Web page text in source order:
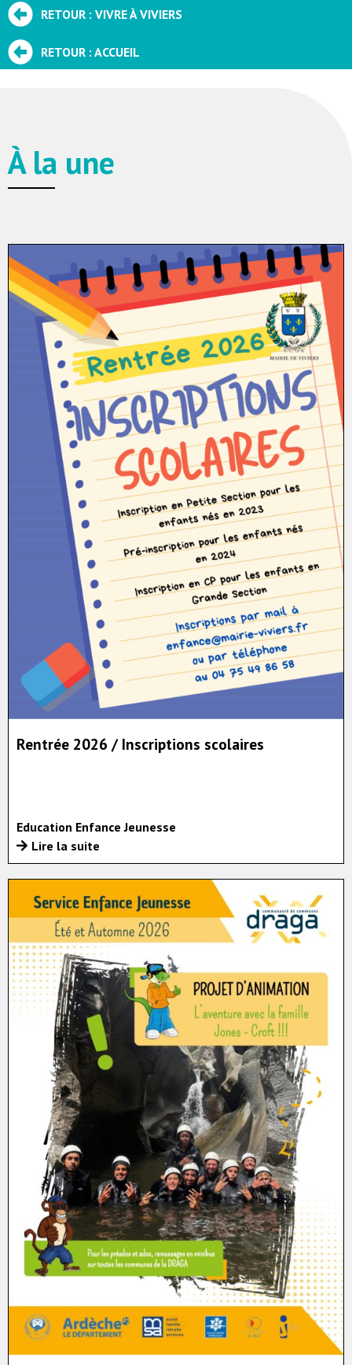
RETOUR : VIVRE À VIVIERS
RETOUR : ACCUEIL
À la une
Rentrée 2026 / Inscriptions scolaires
Education Enfance Jeunesse
Lire la suite